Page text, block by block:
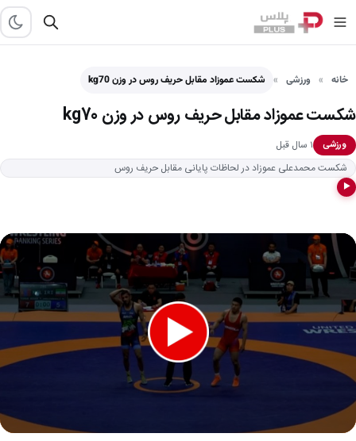
خانه ورزشی شکست عموزاد مقابل حریف روس در وزن kg70
شکست عموزاد مقابل حریف روس در وزن kg70
ورزشی
۱ سال قبل
شکست محمدعلی عموزاد در لحاظات پایانی مقابل حریف روس
▶